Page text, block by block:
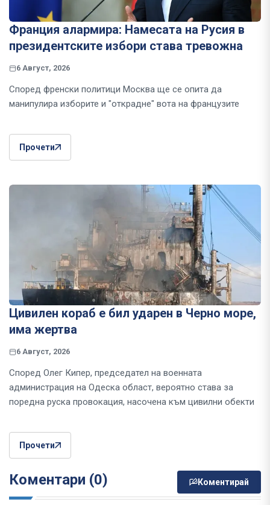
Франция алармира: Намесата на Русия в
президентските избори става тревожна
6 Август, 2026
Според френски политици Москва ще се опита да
манипулира изборите и "открадне" вота на французите
Прочети
Цивилен кораб е бил ударен в Черно море,
има жертва
6 Август, 2026
Според Олег Кипер, председател на военната
администрация на Одеска област, вероятно става за
поредна руска провокация, насочена към цивилни обекти
Прочети
Коментари (0) Коментирай